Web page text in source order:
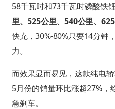
58千瓦时和73千瓦时磷酸铁
里、525公里、540公里、
快充，30%-80%只要14分钟
力。
而效果显而易见，这款纯电
5月份的销量环比涨超27%，
急刹车。